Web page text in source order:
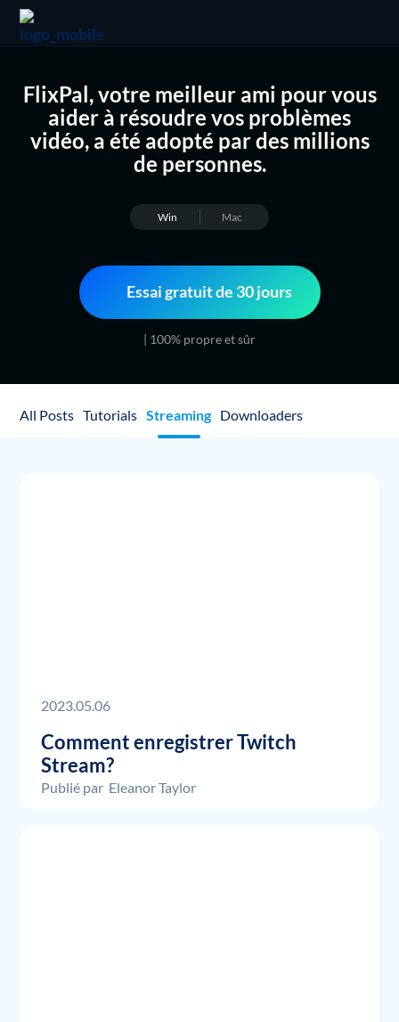
FlixPal, votre meilleur ami pour vous
aider à résoudre vos problèmes
vidéo, a été adopté par des millions
de personnes.
Win Mac
Essai gratuit de 30 jours
| 100% propre et sûr
All Posts Tutorials Streaming Downloaders
2023.05.06
Comment enregistrer Twitch
Stream?
Publié par Eleanor Taylor